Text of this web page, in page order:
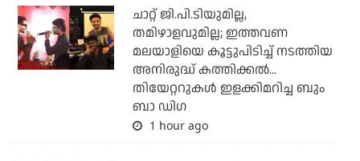
ചാറ്റ് ജി.പി.ടിയുമില്ല,
തമിഴാളവുമില്ല; ഇത്തവണ
മലയാളിയെ കൂട്ടുപിടിച്ച് നടത്തിയ
അനിരുദ്ധ് കത്തിക്കല്‍...
തിയേറ്ററുകള്‍ ഇളക്കിമറിച്ച ബും
ബാ ഡിഗ
1 hour ago